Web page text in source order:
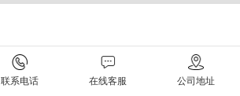
联系电话 在线客服 公司地址